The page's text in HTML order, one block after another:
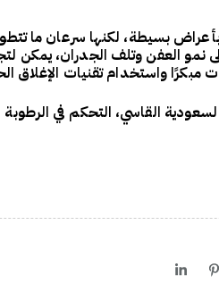
بسيطة، لكنها سرعان ما
نمو العفن وتلف الجدران، يمكن
مبكرًا واستخدام تقنيات الإغلاق
القاسي، التحكم في الرطوبة